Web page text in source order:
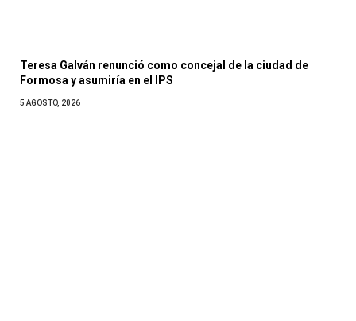
Teresa Galván renunció como concejal de la ciudad de
Formosa y asumiría en el IPS
5 AGOSTO, 2026